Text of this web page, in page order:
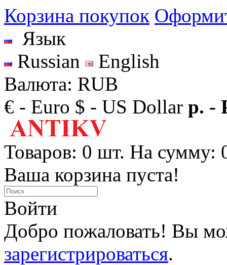
Корзина покупок
Язык
Russian
English
Валюта: RUB
€ - Euro $ - US Dollar р. -
Товаров: 0 шт. На сумму:
Ваша корзина пуста!
Войти
Добро пожаловать! Вы
зарегистрироваться.